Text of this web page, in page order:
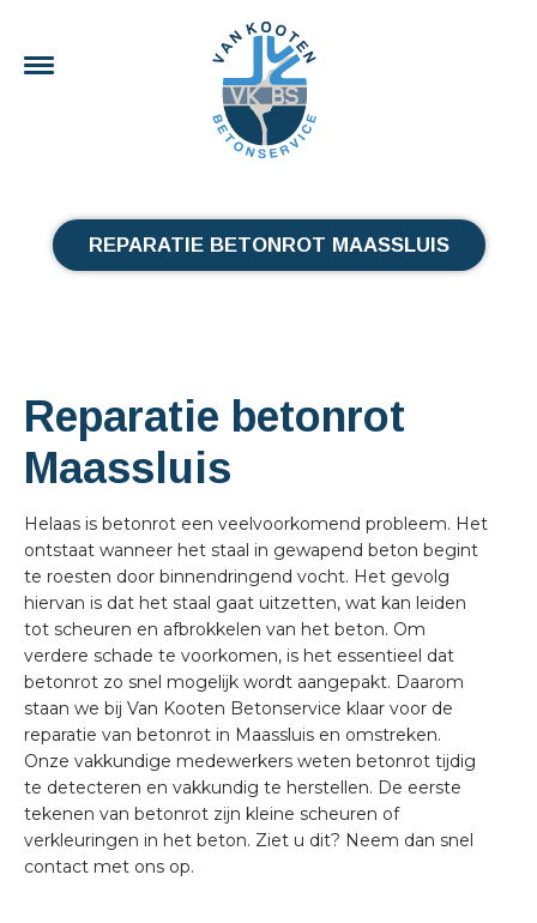
REPARATIE BETONROT MAASSLUIS
Reparatie betonrot
Maassluis
Helaas is betonrot een veelvoorkomend probleem. Het
ontstaat wanneer het staal in gewapend beton begint
te roesten door binnendringend vocht. Het gevolg
hiervan is dat het staal gaat uitzetten, wat kan leiden
tot scheuren en afbrokkelen van het beton. Om
verdere schade te voorkomen, is het essentieel dat
betonrot zo snel mogelijk wordt aangepakt. Daarom
staan we bij Van Kooten Betonservice klaar voor de
reparatie van betonrot in Maassluis en omstreken.
Onze vakkundige medewerkers weten betonrot tijdig
te detecteren en vakkundig te herstellen. De eerste
tekenen van betonrot zijn kleine scheuren of
verkleuringen in het beton. Ziet u dit? Neem dan snel
contact met ons op.